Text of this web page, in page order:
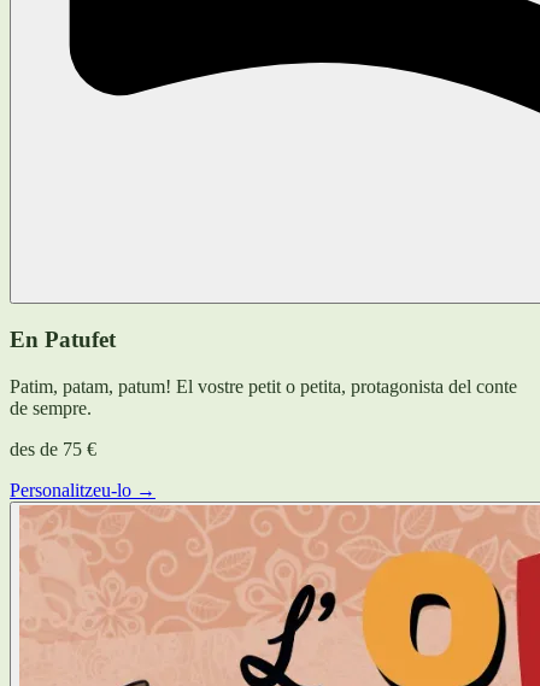
En Patufet
Patim, patam, patum! El vostre petit o petita, protagonista del conte
de sempre.
des de 75 €
Personalitzeu-lo →